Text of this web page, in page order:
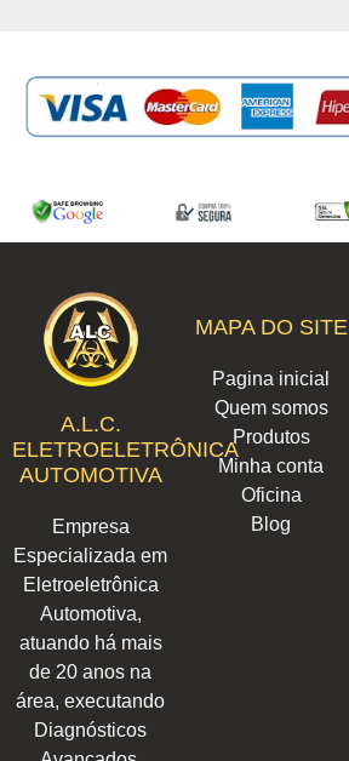
A.L.C.
ELETROELETRÔNICA
AUTOMOTIVA
Empresa
Especializada em
Eletroeletrônica
Automotiva,
atuando há mais
de 20 anos na
área, executando
Diagnósticos
MAPA DO SITE
Pagina inicial
Quem somos
Produtos
Minha conta
Oficina
Blog